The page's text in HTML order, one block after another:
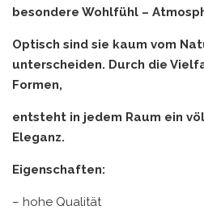
besondere Wohlfühl –
Optisch sind sie kaum vom
unterscheiden. Durch die
Formen,
entsteht in jedem Raum ein
Eleganz.
Eigenschaften:
– hohe Qualität